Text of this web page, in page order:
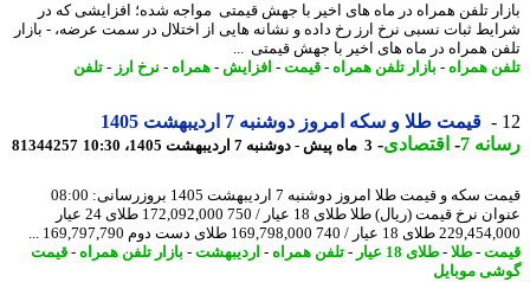
تلفن همراه در ماه های اخیر با جهش قیمتی مواجه شده؛ افزایشی که در
ثبات نسبی نرخ ارز رخ داده و نشانه هایی از اختلال در سمت عرضه، - بازار
همراه در ماه های اخیر با جهش قیمتی ...
همراه- بازار تلفن همراه- قیمت-افزایش -همراه- نرخ ارز- تلفن
قیمت طلا و سکه امروز دوشنبه 7 اردیبهشت 1405
7
-اقتصادی-3 ماه پیش - دوشنبه 7 اردیبهشت 1405، 10:30 81344257
قیمت سکه و قیمت طلا امروز دوشنبه 7 اردیبهشت 1405 بروزرسانی: 08:00
عنوان نرخ قیمت (ریال) طلا طلای 18 عیار / 750 172,092,000 طلای 24 عیار
عیار / 740 169,798,000 طلای دست دوم 169,797,790 ...
-طلا-طلای 18 عیار -تلفن همراه- اردیبهشت-بازار تلفن همراه- قیمت
موبایل